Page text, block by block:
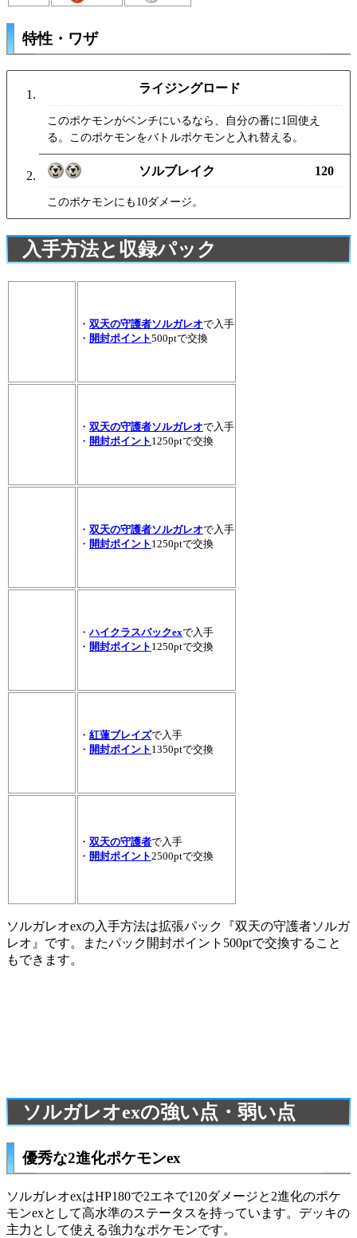
特性・ワザ
ライジングロード
このポケモンがベンチにいるなら、自分の番に1回使え
る。このポケモンをバトルポケモンと入れ替える。
ソルブレイク 120
このポケモンにも10ダメージ。
入手方法と収録パック
・ 双天の守護者ソルガレオで入手
・ 開封ポイント500ptで交換
・ 双天の守護者ソルガレオで入手
・ 開封ポイント 1250ptで交換
・ 双天の守護者ソルガレオで入手
・ 開封ポイント 1250ptで交換
・ ハイクラスパックexで入手
・ 開封ポイント 1250ptで交換
・ 紅蓮ブレイズで入手
・ 開封ポイント 1350ptで交換
・ 双天の守護者で入手
・ 開封ポイント2500ptで交換
ソルガレオexの入手方法は拡張パック『双天の守護者ソルガ
レオ』です。またパック開封ポイント500ptで交換すること
もできます。
ソルガレオexの強い点・弱い点
優秀な2進化ポケモンex
ソルガレオexはHP180で2エネで120ダメージと2進化のポケ
モンexとして高水準のステータスを持っています。デッキの
主力として使える強力なポケモンです。